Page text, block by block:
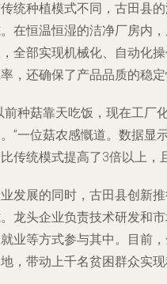
统种植模式不同，古田县
在恒温恒湿的洁净厂房内
全部实现机械化、自动化
，还确保了产品品质的稳定
前种菇靠天吃饭，现在工厂
”一位菇农感慨道。数据显
传统模式提高了3倍以上，
发展的同时，古田县创新
龙头企业负责技术研发和
业等方式参与其中。目前
，带动上千名贫困群众实现